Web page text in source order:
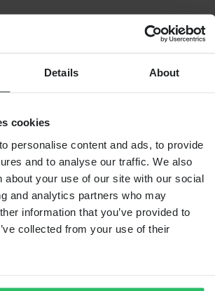
Details About
cookies
personalise content and ads, to provide
and to analyse our traffic. We also
about your use of our site with our social
and analytics partners who may
information that you’ve provided to
collected from your use of their
recycling